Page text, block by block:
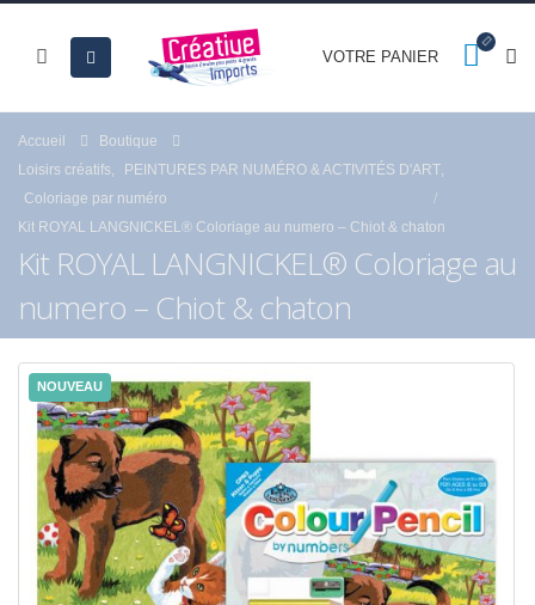
VOTRE PANIER
Accueil
Boutique
Loisirs créatifs
PEINTURES PAR NUMÉRO & ACTIVITÉS D'ART
Coloriage par numéro
Kit ROYAL LANGNICKEL® Coloriage au numero – Chiot & chaton
Kit ROYAL LANGNICKEL® Coloriage au
numero – Chiot & chaton
NOUVEAU